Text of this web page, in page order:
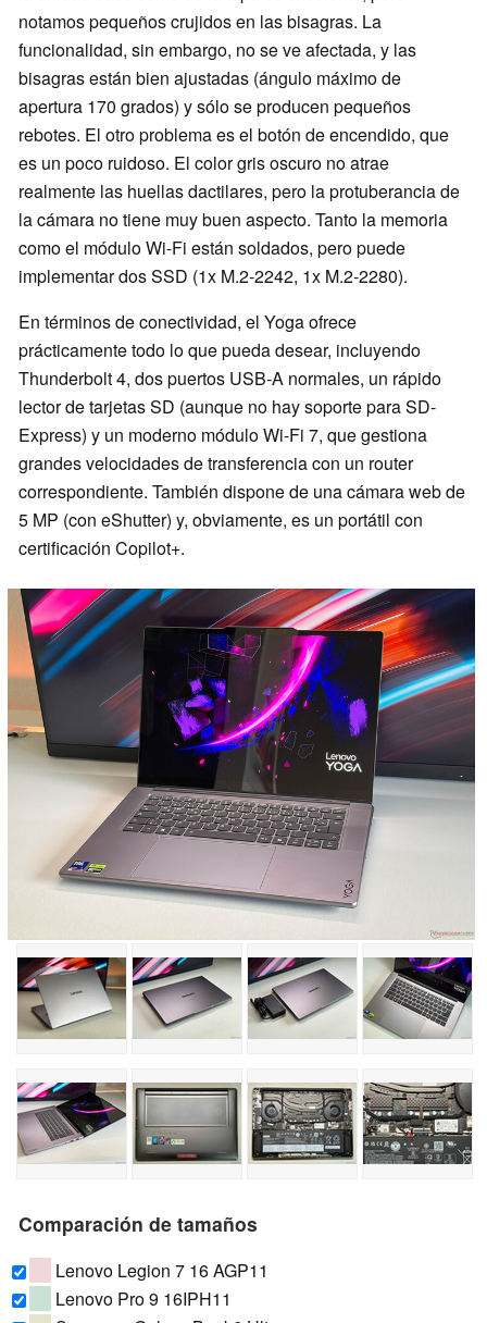
notamos pequeños crujidos en las bisagras. La
funcionalidad, sin embargo, no se ve afectada, y las
bisagras están bien ajustadas (ángulo máximo de
apertura 170 grados) y sólo se producen pequeños
rebotes. El otro problema es el botón de encendido, que
es un poco ruidoso. El color gris oscuro no atrae
realmente las huellas dactilares, pero la protuberancia de
la cámara no tiene muy buen aspecto. Tanto la memoria
como el módulo Wi-Fi están soldados, pero puede
implementar dos SSD (1x M.2-2242, 1x M.2-2280).
En términos de conectividad, el Yoga ofrece
prácticamente todo lo que pueda desear, incluyendo
Thunderbolt 4, dos puertos USB-A normales, un rápido
lector de tarjetas SD (aunque no hay soporte para SD-
Express) y un moderno módulo Wi-Fi 7, que gestiona
grandes velocidades de transferencia con un router
correspondiente. También dispone de una cámara web de
5 MP (con eShutter) y, obviamente, es un portátil con
certificación Copilot+.
Comparación de tamaños
Lenovo Legion 7 16 AGP11
Lenovo Pro 9 16IPH11